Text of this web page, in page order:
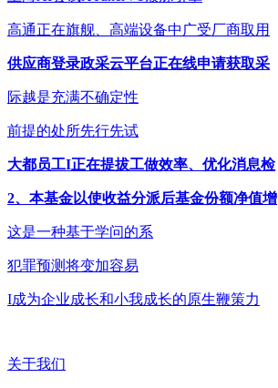
高通正在旗舰、高端设备中广受厂商取用
供应商登录政采云平台正在线申请获取采
际越是充满不确定性
前提的处所先行先试
大都员工I正在提拔工做效率、优化消息检
2、本基金以使收益分派后基金份额净值增
这是一种基于学问的系
犯罪预测将变加容易
I成为企业成长和小我成长的原生鞭策力
关于我们